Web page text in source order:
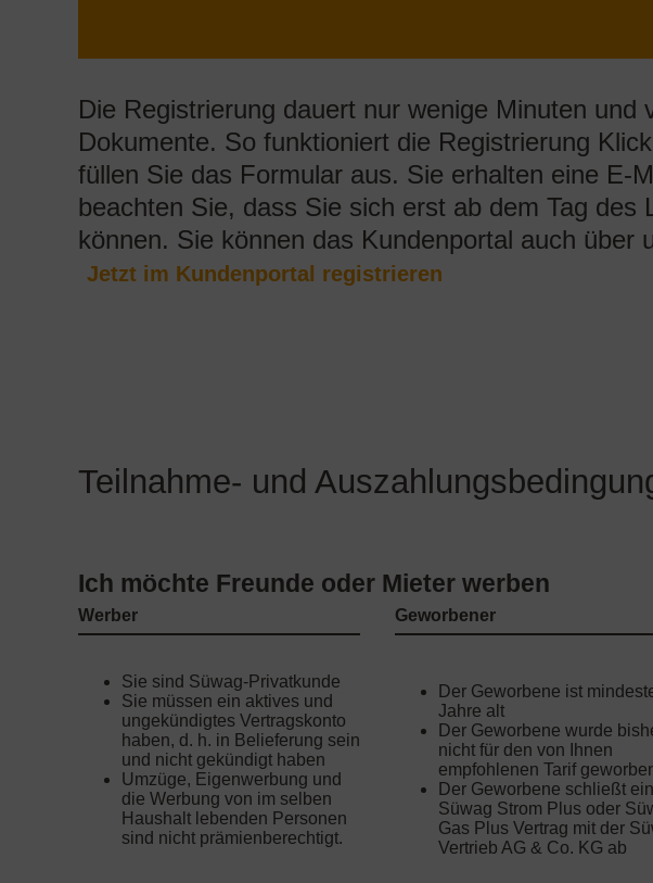
Die Registrierung dauert nur wenige Minuten
Dokumente. So funktioniert die Registrierung
füllen Sie das Formular aus. Sie erhalten eine E-
beachten Sie, dass Sie sich erst ab dem Tag
können. Sie können das Kundenportal auch über